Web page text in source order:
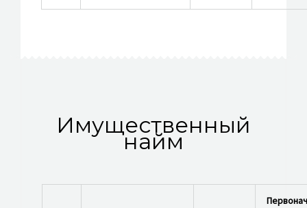
Имущественный
найм